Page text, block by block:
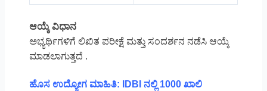
ಆಯ್ಕೆ ವಿಧಾನ
ಅಭ್ಯರ್ಥಿಗಳಿಗೆ ಲಿಖಿತ ಪರೀಕ್ಷೆ ಮತ್ತು ಸಂದರ್ಶನ ನಡೆಸಿ ಆಯ್ಕೆ
ಮಾಡಲಾಗುತ್ತದೆ .
ಹೊಸ ಉದ್ಯೋಗ ಮಾಹಿತಿ: IDBI ನಲ್ಲಿ 1000 ಖಾಲಿ